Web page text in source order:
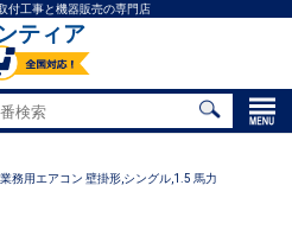
付工事と機器販売の専門店
ティア
業務用エアコン 壁掛形,シングル,1.5 馬力